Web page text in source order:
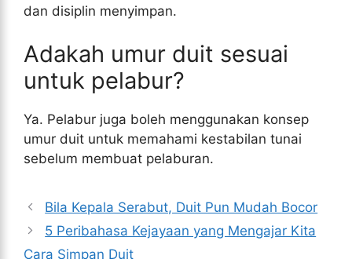
dan disiplin menyimpan.
Adakah umur duit sesuai
untuk pelabur?
Ya. Pelabur juga boleh menggunakan konsep
umur duit untuk memahami kestabilan tunai
sebelum membuat pelaburan.
Bila Kepala Serabut, Duit Pun Mudah Bocor
5 Peribahasa Kejayaan yang Mengajar Kita
Cara Simpan Duit